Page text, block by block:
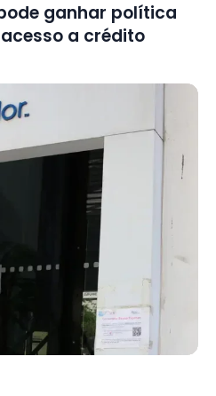
ganhar política
a crédito